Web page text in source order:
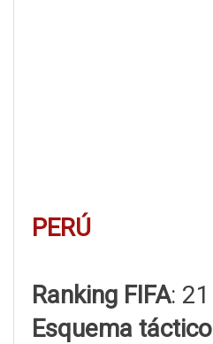
PERÚ
Ranking FIFA: 21
Esquema táctico